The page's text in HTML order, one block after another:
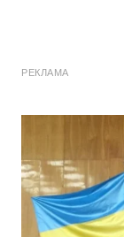
РЕКЛАМА